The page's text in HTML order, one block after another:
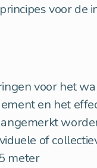
voor de
voor het
en het
of
meter